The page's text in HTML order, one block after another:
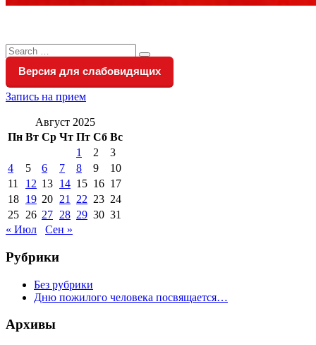
Search
for:
Search
Версия для слабовидящих
Запись на прием
Август 2025
Пн Вт Ср Чт Пт Сб Вс
1
2
3
4
5 6 7 8 9
10
11
12 13 14 15 16 17
18 19 20 21 22 23 24
25 26 27 28 29 30 31
« Июл
Сен »
Рубрики
Без рубрики
Дню пожилого человека посвящается…
Архивы